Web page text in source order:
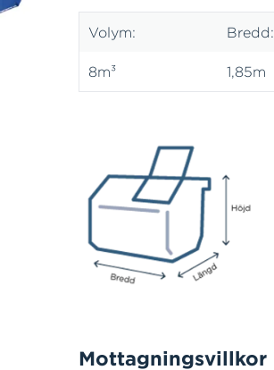
Volym: Bredd:
8m³ 1,85m
Mottagningsvillkor